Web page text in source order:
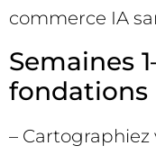
commerce IA
Semaines
fondations
–